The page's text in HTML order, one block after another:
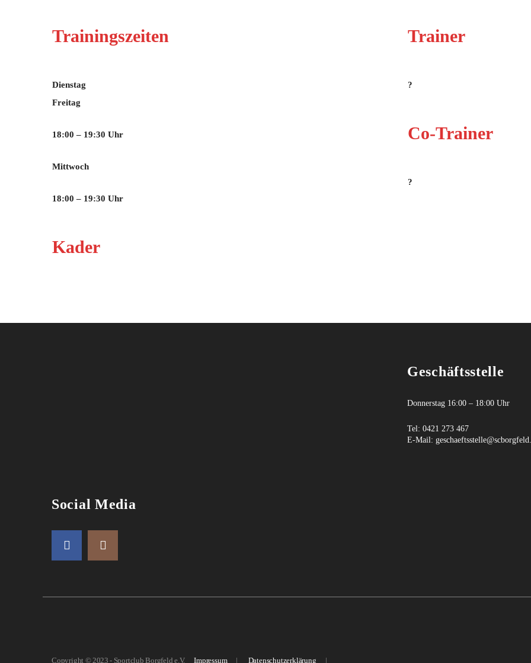
Trainingszeiten
Dienstag
Freitag
18:00 – 19:30 Uhr
Mittwoch
18:00 – 19:30 Uhr
Trainer
?
Co-Trainer
?
Kader
Geschäftsstelle
Donnerstag 16:00 – 18:00 Uhr
Tel: 0421 273 467
E-Mail:
Social Media
Copyright © 2023 - Sportclub Borgfeld e.V. Impressum | Datenschutzerklärung |